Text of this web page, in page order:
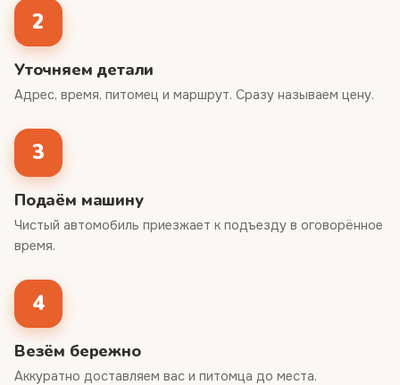
2
Уточняем детали
Адрес, время, питомец и маршрут. Сразу называем цену.
3
Подаём машину
Чистый автомобиль приезжает к подъезду в оговорённое
время.
4
Везём бережно
Аккуратно доставляем вас и питомца до места.